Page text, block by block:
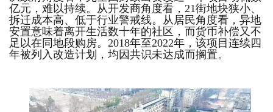
亿元，难以持续。从开发商角度看，21街地块狭小、
拆迁成本高、低于行业警戒线。从居民角度看，异地
安置意味着离开生活数十年的社区，而货币补偿又不
足以在同地段购房。2018年至2022年，该项目连续四
年被列入改造计划，均因共识未达成而搁置。